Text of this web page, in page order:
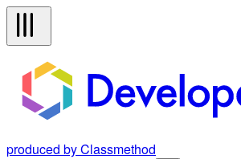
produced by Classmethod